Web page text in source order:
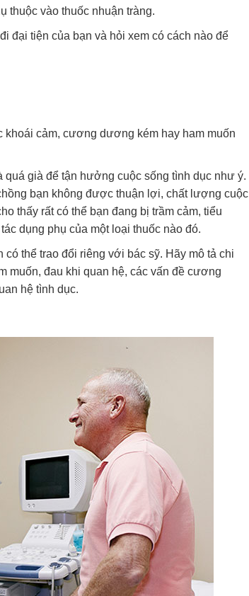
thuộc vào thuốc nhuận tràng.
đại tiện của bạn và hỏi xem có cách nào để
khoái cảm, cương dương kém hay ham muốn
quá già để tận hưởng cuộc sống tình dục như ý.
bạn không được thuận lợi, chất lượng cuộc
thấy rất có thể bạn đang bị trầm cảm, tiểu
dụng phụ của một loại thuốc nào đó.
có thể trao đổi riêng với bác sỹ. Hãy mô tả chi
muốn, đau khi quan hệ, các vấn đề cương
hệ tình dục.